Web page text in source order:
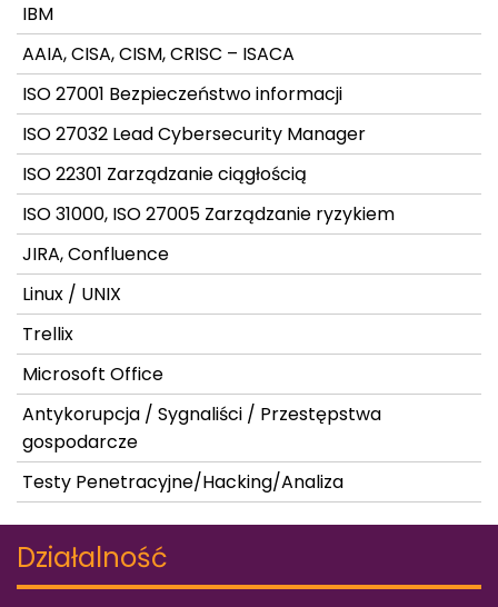
IBM
AAIA, CISA, CISM, CRISC – ISACA
ISO 27001 Bezpieczeństwo informacji
ISO 27032 Lead Cybersecurity Manager
ISO 22301 Zarządzanie ciągłością
ISO 31000, ISO 27005 Zarządzanie ryzykiem
JIRA, Confluence
Linux / UNIX
Trellix
Microsoft Office
Antykorupcja / Sygnaliści / Przestępstwa
gospodarcze
Testy Penetracyjne/Hacking/Analiza
Działalność